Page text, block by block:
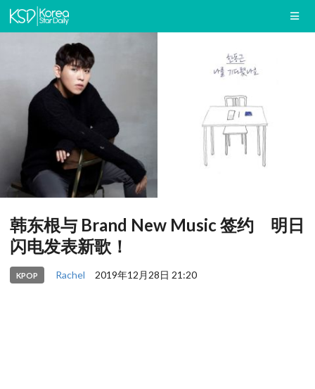
韩东根与 Brand New Music 签约 明日
闪电发表新歌！
KPOP Rachel 2019年12月28日 21:20